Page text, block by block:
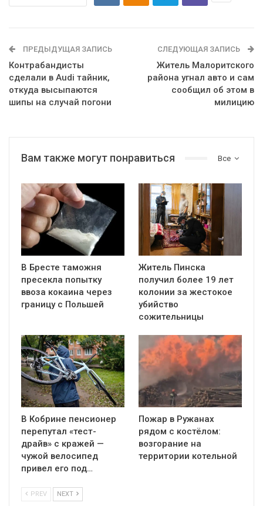
ПРЕДЫДУЩАЯ ЗАПИСЬ
Контрабандисты
сделали в Audi тайник,
откуда высыпаются
шипы на случай погони
СЛЕДУЮЩАЯ ЗАПИСЬ
Житель Малоритского
района угнал авто и сам
сообщил об этом в
милицию
Все
Вам также могут понравиться
В Бресте таможня
пресекла попытку
ввоза кокаина через
границу с Польшей
Житель Пинска
получил более 19 лет
колонии за жестокое
убийство
сожительницы
В Кобрине пенсионер
перепутал «тест-
драйв» с кражей —
чужой велосипед
привел его под…
Пожар в Ружанах
рядом с костёлом:
возгорание на
территории котельной
PREV NEXT